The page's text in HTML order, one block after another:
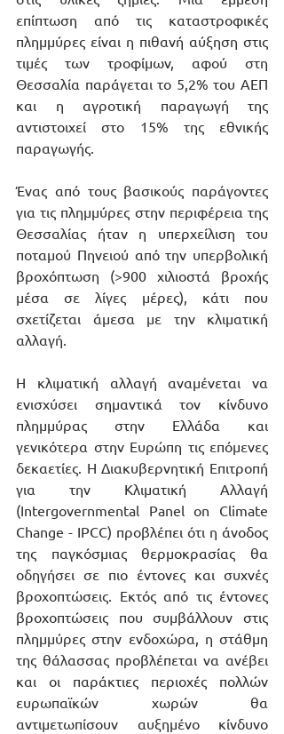
επίπτωση από τις καταστροφικές
πλημμύρες είναι η πιθανή αύξηση στις
τιμές των τροφίμων, αφού στη
Θεσσαλία παράγεται το 5,2% του ΑΕΠ
και η αγροτική παραγωγή της
αντιστοιχεί στο 15% της εθνικής
παραγωγής.
Ένας από τους βασικούς παράγοντες
για τις πλημμύρες στην περιφέρεια της
Θεσσαλίας ήταν η υπερχείλιση του
ποταμού Πηνειού από την υπερβολική
βροχόπτωση (>900 χιλιοστά βροχής
μέσα σε λίγες μέρες), κάτι που
σχετίζεται άμεσα με την κλιματική
αλλαγή.
Η κλιματική αλλαγή αναμένεται να
ενισχύσει σημαντικά τον κίνδυνο
πλημμύρας στην Ελλάδα και
γενικότερα στην Ευρώπη τις επόμενες
δεκαετίες. Η Διακυβερνητική Επιτροπή
για την Κλιματική Αλλαγή
(Intergovernmental Panel on Climate
Change - IPCC) προβλέπει ότι η άνοδος
της παγκόσμιας θερμοκρασίας θα
οδηγήσει σε πιο έντονες και συχνές
βροχοπτώσεις. Εκτός από τις έντονες
βροχοπτώσεις που συμβάλλουν στις
πλημμύρες στην ενδοχώρα, η στάθμη
της θάλασσας προβλέπεται να ανέβει
και οι παράκτιες περιοχές πολλών
ευρωπαϊκών χωρών θα
αντιμετωπίσουν αυξημένο κίνδυνο